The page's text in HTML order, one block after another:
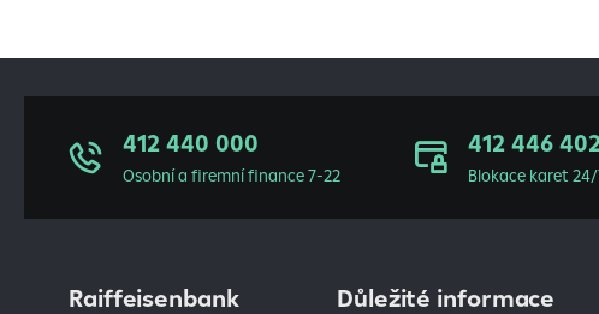
412 440 000
Osobní a firemní finance 7-22
412 446
Blokace karet
Raiffeisenbank Důležité informace